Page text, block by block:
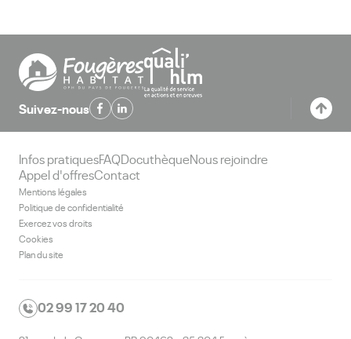
Suivez-nous
Infos pratiquesFAQDocuthèqueNous rejoindre
Appel d'offresContact
Mentions légales
Politique de confidentialité
Exercez vos droits
Cookies
Plan du site
02 99 17 20 40